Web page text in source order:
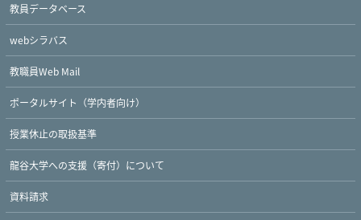
教員データベース
webシラバス
教職員Web Mail
ポータルサイト（学内者向け）
授業休止の取扱基準
龍谷大学への支援（寄付）について
資料請求